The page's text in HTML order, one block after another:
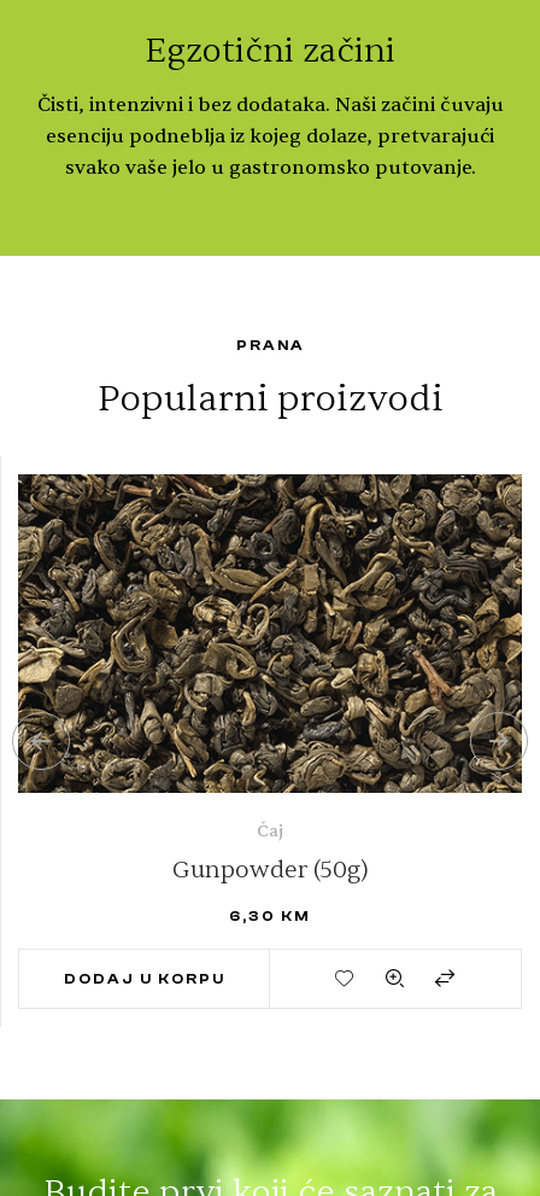
Egzotični začini
Čisti, intenzivni i bez dodataka. Naši začini čuvaju
esenciju podneblja iz kojeg dolaze, pretvarajući
svako vaše jelo u gastronomsko putovanje.
PRANA
Popularni proizvodi
Čaj
Gunpowder (50g)
6,30 KM
DODAJ U KORPU